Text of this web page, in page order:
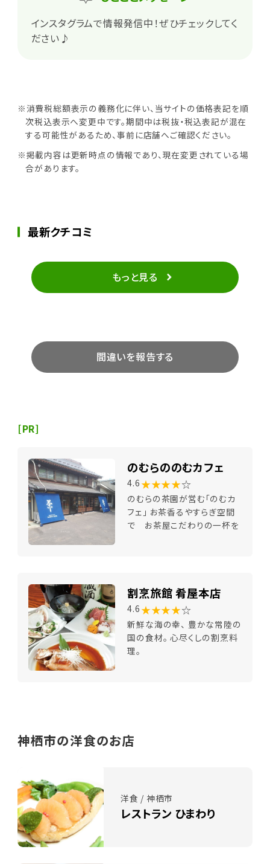
インスタグラムで情報発信中！ぜひチェックしてく
ださい♪
※消費税総額表示の義務化に伴い、当サイトの価格表記を順
次税込表示へ変更中です。期間中は税抜・税込表記が混在
する可能性があるため、事前に店舗へご確認ください。
※掲載内容は更新時点の情報であり、現在変更されている場
合があります。
最新クチコミ
もっと見る
間違いを報告する
[PR]
のむらののむカフェ
4.6 ★★★★☆
のむらの茶園が営む「のむカ
フェ」 お茶香るやすらぎ空間
で お茶屋こだわりの一杯を
割烹旅館 肴屋本店
4.6 ★★★★☆
新鮮な海の幸、 豊かな常陸の
国の食材。 心尽くしの割烹料
理。
神栖市の洋食のお店
洋食 / 神栖市
レストラン ひまわり